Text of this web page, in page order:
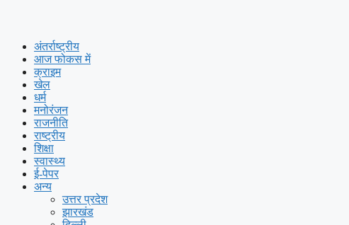
अंतर्राष्ट्रीय
आज फोकस में
क्राइम
खेल
धर्म
मनोरंजन
राजनीति
राष्ट्रीय
शिक्षा
स्वास्थ्य
ई-पेपर
अन्य
उत्तर प्रदेश
झारखंड